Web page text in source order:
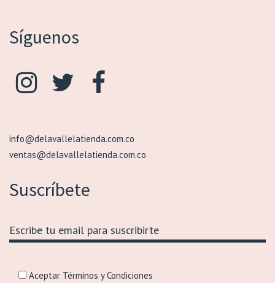
Síguenos
info@delavallelatienda.com.co
ventas@delavallelatienda.com.co
Suscríbete
Aceptar Términos y Condiciones